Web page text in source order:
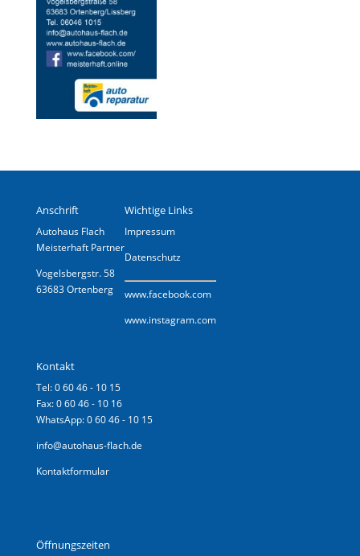
Anschrift
Autohaus Flach
Meisterhaft Partner
Vogelsbergstr. 58
63683 Ortenberg
Wichtige Links
Impressum
Datenschutz
www.facebook.com
www.instagram.com
Kontakt
Tel: 0 60 46 - 10 15
Fax: 0 60 46 - 10 16
WhatsApp: 0 60 46 - 10 15
info@autohaus-flach.de
Kontaktformular
Öffnungszeiten